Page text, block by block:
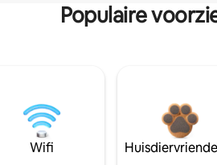
Populaire
Wifi